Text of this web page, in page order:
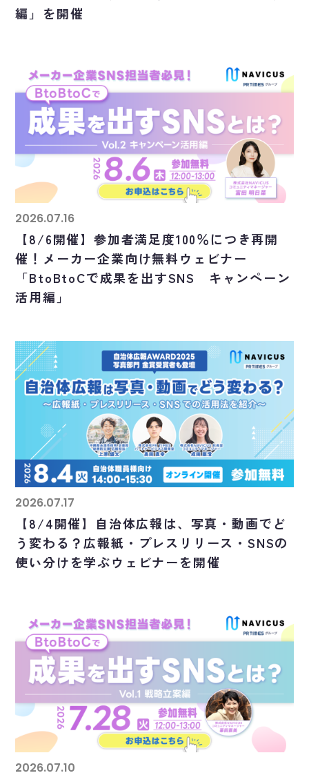
編」を開催
2026.07.16
【8/6開催】参加者満足度100％につき再開
催！メーカー企業向け無料ウェビナー
「BtoBtoCで成果を出すSNS キャンペーン
活用編」
2026.07.17
【8/4開催】自治体広報は、写真・動画でど
う変わる？広報紙・プレスリリース・SNSの
使い分けを学ぶウェビナーを開催
2026.07.10